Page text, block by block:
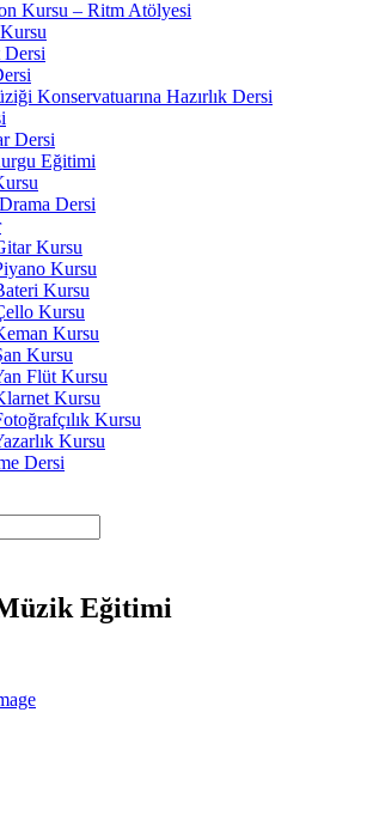
Kursu – Ritm Atölyesi
Dersi
Konservatuarına Hazırlık Dersi
Dersi
Eğitimi
Drama Dersi
Kursu
Kursu
Kursu
Kursu
Kursu
Kursu
Flüt Kursu
Kursu
Kursu
Kursu
Dersi
Eğitimi